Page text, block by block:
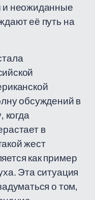
и неожиданные
её путь на
обсуждений в
когда
в
жест
как пример
Эта ситуация
о том,